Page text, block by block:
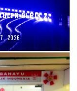
DI PIK 2,
2026